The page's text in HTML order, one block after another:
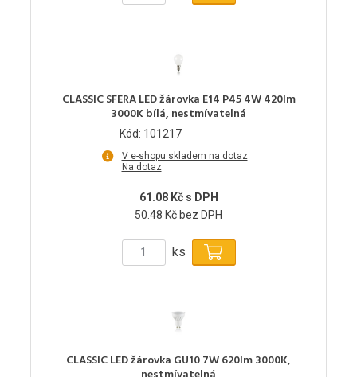
CLASSIC SFERA LED žárovka E14 P45 4W 420lm
3000K bílá, nestmívatelná
Kód: 101217
V e-shopu skladem na dotaz
Na dotaz
61.08 Kč s DPH
50.48 Kč bez DPH
ks
CLASSIC LED žárovka GU10 7W 620lm 3000K,